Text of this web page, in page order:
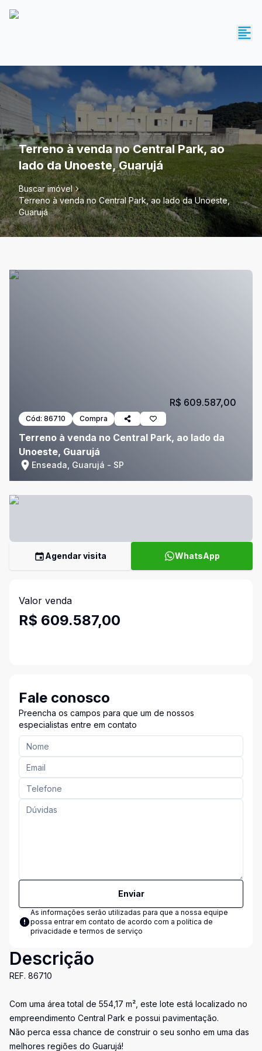
Terreno à venda no Central Park, ao
lado da Unoeste, Guarujá
Buscar imóvel
Terreno à venda no Central Park, ao lado da Unoeste,
Guarujá
Cód: 86710 Compra
Terreno à venda no Central Park, ao lado da
Unoeste, Guarujá
Enseada, Guarujá - SP
R$ 609.587,00
Agendar visita WhatsApp
Valor venda
R$ 609.587,00
Fale conosco
Preencha os campos para que um de nossos
especialistas entre em contato
Enviar
As informações serão utilizadas para que a nossa equipe
possa entrar em contato de acordo com a política de
privacidade e termos de serviço
Descrição
REF. 86710
Com uma área total de 554,17 m², este lote está localizado no
empreendimento Central Park e possui pavimentação.
Não perca essa chance de construir o seu sonho em uma das
melhores regiões do Guarujá!